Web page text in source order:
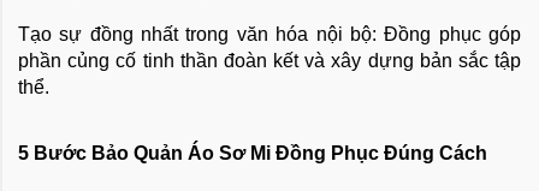
Tạo sự đồng nhất trong văn hóa nội bộ: Đồng phục góp
phần củng cố tinh thần đoàn kết và xây dựng bản sắc tập
thể.
5 Bước Bảo Quản Áo Sơ Mi Đồng Phục Đúng Cách